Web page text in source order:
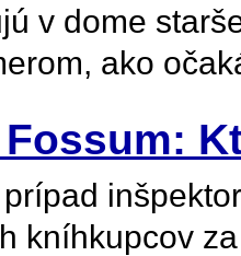
v dome
ako
kníhkupcov